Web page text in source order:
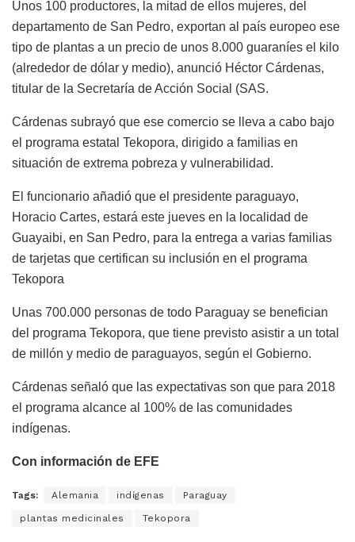
Unos 100 productores, la mitad de ellos mujeres, del
departamento de San Pedro, exportan al país europeo ese
tipo de plantas a un precio de unos 8.000 guaraníes el kilo
(alrededor de dólar y medio), anunció Héctor Cárdenas,
titular de la Secretaría de Acción Social (SAS.
Cárdenas subrayó que ese comercio se lleva a cabo bajo
el programa estatal Tekopora, dirigido a familias en
situación de extrema pobreza y vulnerabilidad.
El funcionario añadió que el presidente paraguayo,
Horacio Cartes, estará este jueves en la localidad de
Guayaibi, en San Pedro, para la entrega a varias familias
de tarjetas que certifican su inclusión en el programa
Tekopora
Unas 700.000 personas de todo Paraguay se benefician
del programa Tekopora, que tiene previsto asistir a un total
de millón y medio de paraguayos, según el Gobierno.
Cárdenas señaló que las expectativas son que para 2018
el programa alcance al 100% de las comunidades
indígenas.
Con información de EFE
Tags: Alemania indígenas Paraguay
plantas medicinales Tekopora